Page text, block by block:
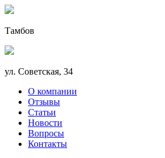
Тамбов
ул. Советская, 34
О компании
Отзывы
Статьи
Новости
Вопросы
Контакты